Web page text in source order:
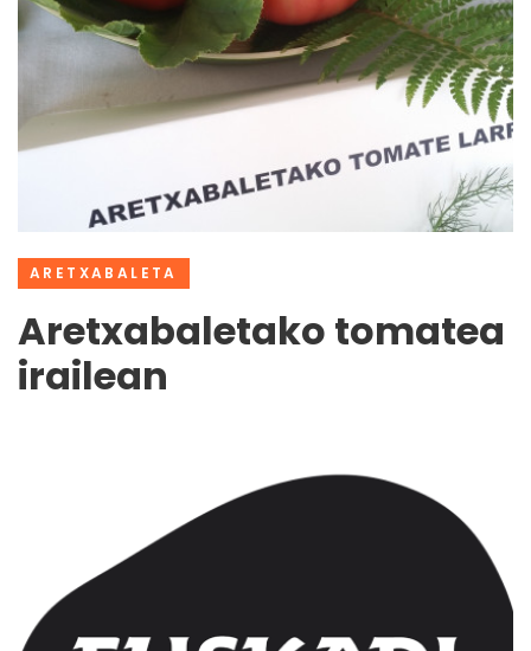
ARETXABALETA
Aretxabaletako tomatea
irailean